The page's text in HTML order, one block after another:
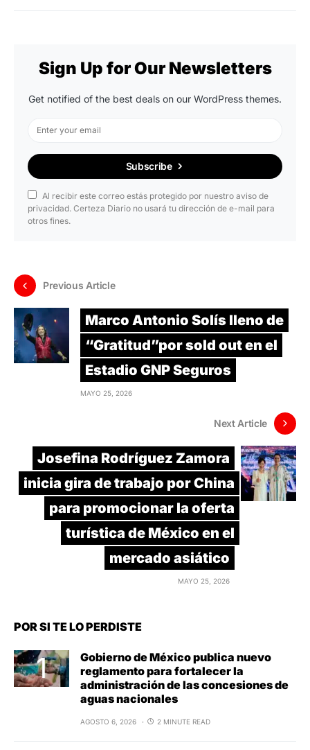
Sign Up for Our Newsletters
Get notified of the best deals on our WordPress themes.
Subscribe
Al recibir este correo estás protegido por nuestro aviso de
privacidad. Certeza Diario no usará tu dirección de e-mail para
otros fines.
Previous Article
Marco Antonio Solís lleno de
“Gratitud”por sold out en el
Estadio GNP Seguros
MAYO 25, 2026
Next Article
Josefina Rodríguez Zamora
inicia gira de trabajo por China
para promocionar la oferta
turística de México en el
mercado asiático
MAYO 25, 2026
POR SI TE LO PERDISTE
Gobierno de México publica nuevo
reglamento para fortalecer la
administración de las concesiones de
aguas nacionales
AGOSTO 6, 2026 2 MINUTE READ